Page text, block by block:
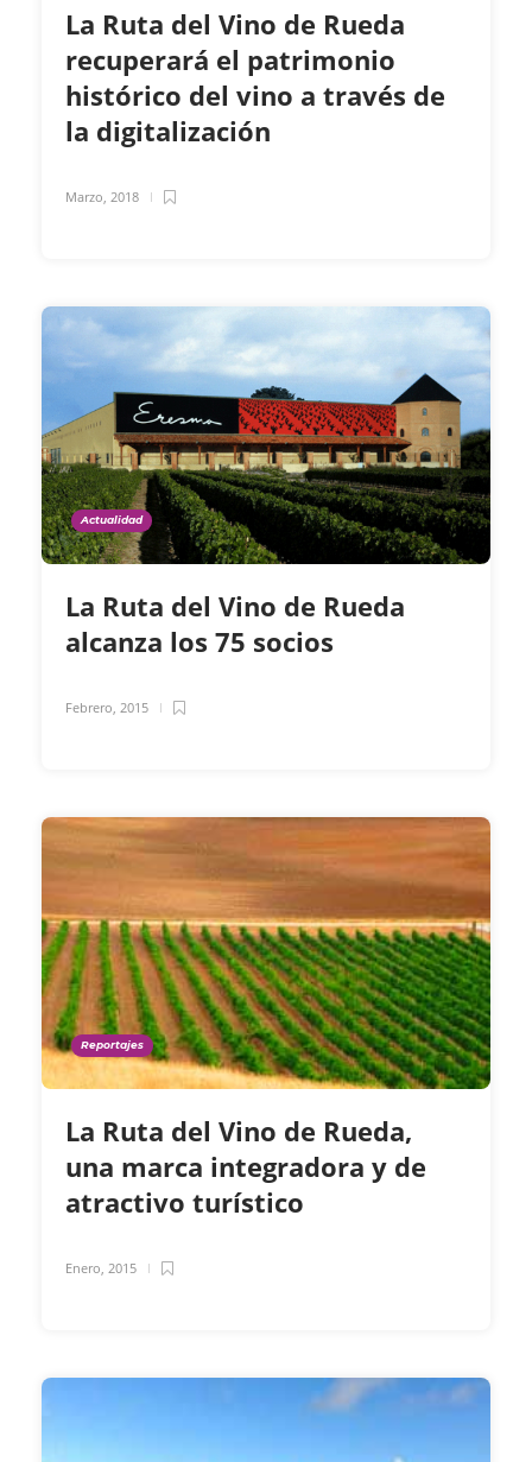
La Ruta del Vino de Rueda
recuperará el patrimonio
histórico del vino a través de
la digitalización
Marzo, 2018
Actualidad
La Ruta del Vino de Rueda
alcanza los 75 socios
Febrero, 2015
Reportajes
La Ruta del Vino de Rueda,
una marca integradora y de
atractivo turístico
Enero, 2015